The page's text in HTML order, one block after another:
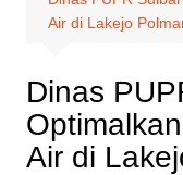
Air di Lakejo
Dinas
Air di